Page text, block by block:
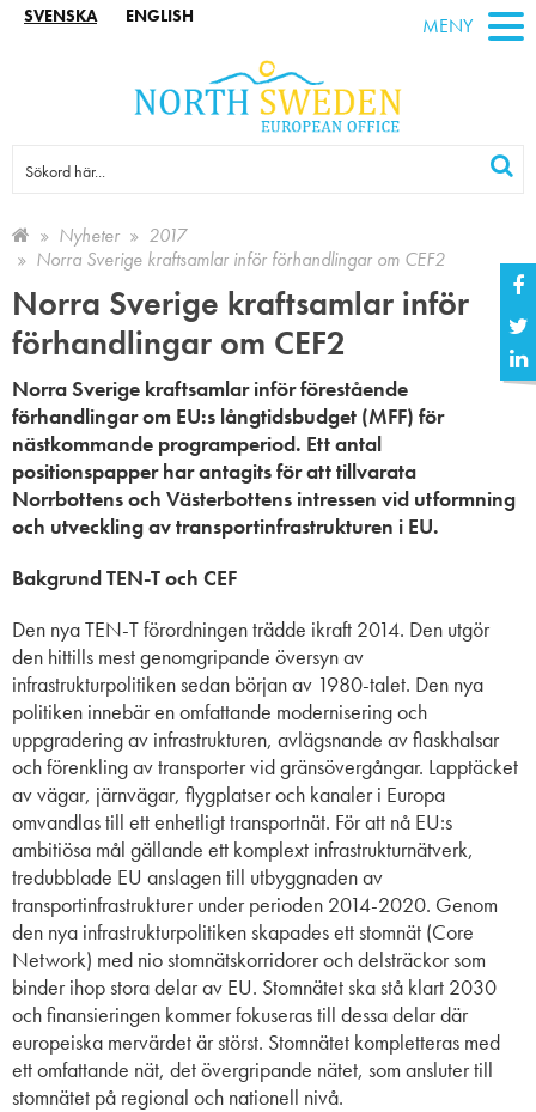
SVENSKA ENGLISH MENY
Nyheter
2017
Norra Sverige kraftsamlar inför förhandlingar om CEF2
Norra Sverige kraftsamlar inför
förhandlingar om CEF2
Norra Sverige kraftsamlar inför förestående
förhandlingar om EU:s långtidsbudget (MFF) för
nästkommande programperiod. Ett antal
positionspapper har antagits för att tillvarata
Norrbottens och Västerbottens intressen vid utformning
och utveckling av transportinfrastrukturen i EU.
Bakgrund TEN-T och CEF
Den nya TEN-T förordningen trädde ikraft 2014. Den utgör
den hittills mest genomgripande översyn av
infrastrukturpolitiken sedan början av 1980-talet. Den nya
politiken innebär en omfattande modernisering och
uppgradering av infrastrukturen, avlägsnande av flaskhalsar
och förenkling av transporter vid gränsövergångar. Lapptäcket
av vägar, järnvägar, flygplatser och kanaler i Europa
omvandlas till ett enhetligt transportnät. För att nå EU:s
ambitiösa mål gällande ett komplext infrastrukturnätverk,
tredubblade EU anslagen till utbyggnaden av
transportinfrastrukturer under perioden 2014-2020. Genom
den nya infrastrukturpolitiken skapades ett stomnät (Core
Network) med nio stomnätskorridorer och delsträckor som
binder ihop stora delar av EU. Stomnätetska stå klart 2030
och finansieringen kommer fokuseras till dessa delar där
europeiska mervärdet är störst. Stomnätet kompletteras med
ett omfattande nät, det övergripande nätet, som ansluter till
stomnätet på regional och nationell nivå.